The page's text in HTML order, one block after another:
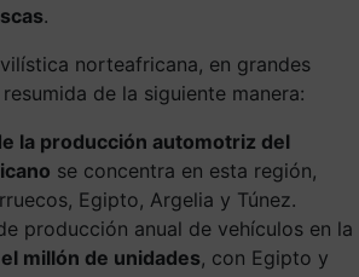
.
norteafricana, en grandes
de la siguiente manera:
la producción automotriz del
se concentra en esta región,
Egipto, Argelia y Túnez.
producción anual de vehículos en la
millón de unidades, con Egipto y